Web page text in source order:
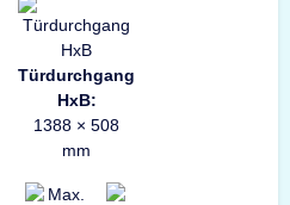
Türdurchgang
HxB:
1388 × 508
mm